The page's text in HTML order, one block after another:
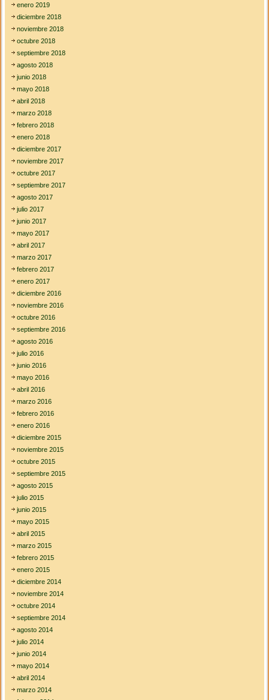
enero 2019
diciembre 2018
noviembre 2018
octubre 2018
septiembre 2018
agosto 2018
junio 2018
mayo 2018
abril 2018
marzo 2018
febrero 2018
enero 2018
diciembre 2017
noviembre 2017
octubre 2017
septiembre 2017
agosto 2017
julio 2017
junio 2017
mayo 2017
abril 2017
marzo 2017
febrero 2017
enero 2017
diciembre 2016
noviembre 2016
octubre 2016
septiembre 2016
agosto 2016
julio 2016
junio 2016
mayo 2016
abril 2016
marzo 2016
febrero 2016
enero 2016
diciembre 2015
noviembre 2015
octubre 2015
septiembre 2015
agosto 2015
julio 2015
junio 2015
mayo 2015
abril 2015
marzo 2015
febrero 2015
enero 2015
diciembre 2014
noviembre 2014
octubre 2014
septiembre 2014
agosto 2014
julio 2014
junio 2014
mayo 2014
abril 2014
marzo 2014